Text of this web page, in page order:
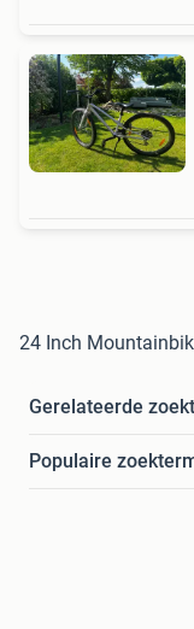
24 Inch
Gerelateerde
Populaire